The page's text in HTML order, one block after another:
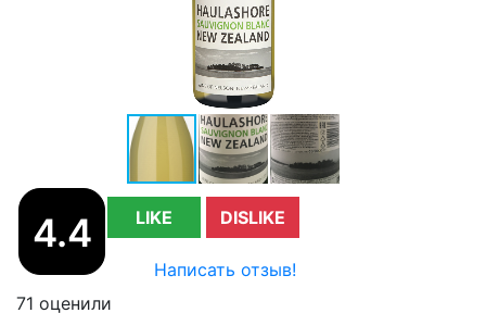
4.4 LIKE DISLIKE
Написать отзыв!
71 оценили